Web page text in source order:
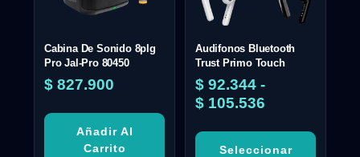
Cabina De Sonido 8plg
Pro Jal-Pro 80450
$ 827.900
Añadir Al
Carrito
Audifonos Bluetooth
Trust Primo Touch
$ 92.344 -
$ 105.536
Seleccionar